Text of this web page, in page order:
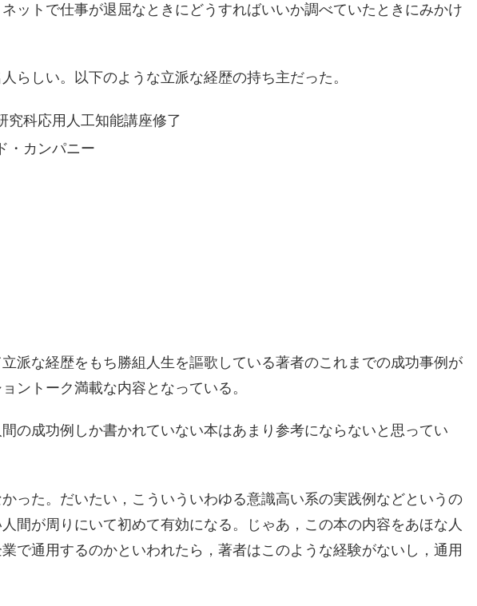
ットで仕事が退屈なときにどうすればいいか調べていたときにみかけ
らしい。以下のような立派な経歴の持ち主だった。
究科応用人工知能講座修了
・カンパニー
派な経歴をもち勝組人生を謳歌している著者のこれまでの成功事例が
ントーク満載な内容となっている。
の成功例しか書かれていない本はあまり参考にならないと思ってい
った。だいたい，こういういわゆる意識高い系の実践例などというの
間が周りにいて初めて有効になる。じゃあ，この本の内容をあほな人
で通用するのかといわれたら，著者はこのような経験がないし，通用